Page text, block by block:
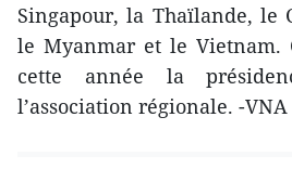
Singapour, la Thaïlande, le
le Myanmar et le Vietnam.
cette année la
l’association régionale. -VNA